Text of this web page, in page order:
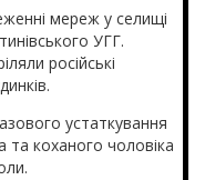
мереж у селищі
УГГ.
російські
устаткування
коханого чоловіка